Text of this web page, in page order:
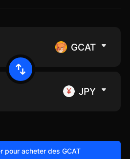
GCAT
JPY
pour acheter des GCAT